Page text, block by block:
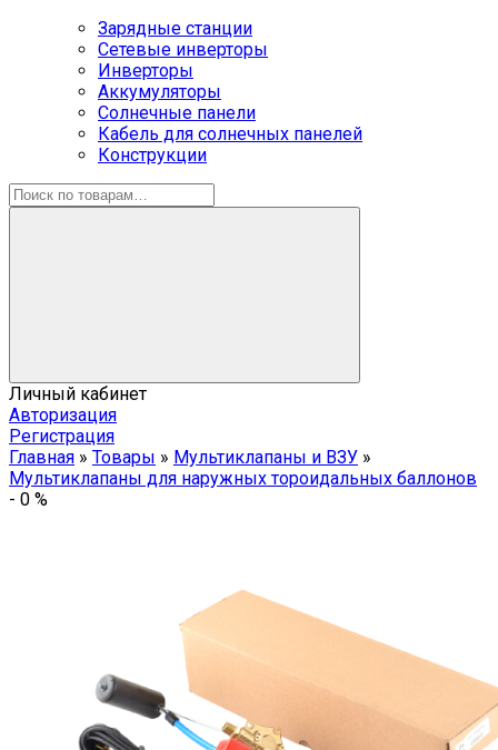
Зарядные станции
Сетевые инверторы
Инверторы
Аккумуляторы
Солнечные панели
Кабель для солнечных панелей
Конструкции
Личный кабинет
Авторизация
Регистрация
Главная » Товары » Мультиклапаны и ВЗУ »
Мультиклапаны для наружных тороидальных баллонов
- 0 %